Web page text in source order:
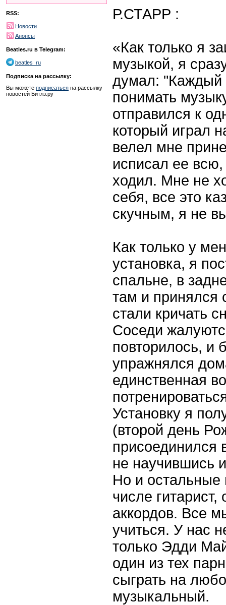
RSS:
Новости
Анонсы
Beatles.ru в Telegram:
beatles_ru
Подписка на рассылку:
Вы можете подписаться на рассылку
новостей Битлз.ру
Р.СТАРР :
«Как только я
музыкой, я
думал: "Каждый
понимать
отправился к
который играл
велел мне
исписал ее
ходил. Мне не
себя, все это
скучным, я не
Как только у
установка, я
спальне, в
там и принялся
стали кричать
Соседи
повторилось, и
упражнялся
единственная
Установку я
(второй день
присоединился
не научившись
Но и остальные
числе гитарист,
аккордов. Все
учиться. У нас
только Эдди
один из тех
сыграть на
музыкальный.